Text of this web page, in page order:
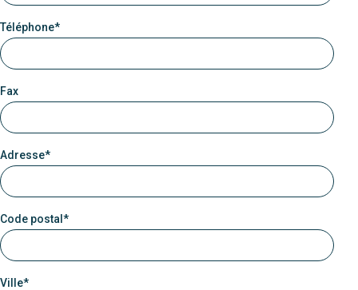
Téléphone*
Fax
Adresse*
Code postal*
Ville*